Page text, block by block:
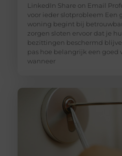
LinkedIn Share on Email
voor ieder slotprobleem Een
woning begint bij
zorgen sloten ervoor dat je
bezittingen beschermd
pas hoe belangrijk een goed
wanneer